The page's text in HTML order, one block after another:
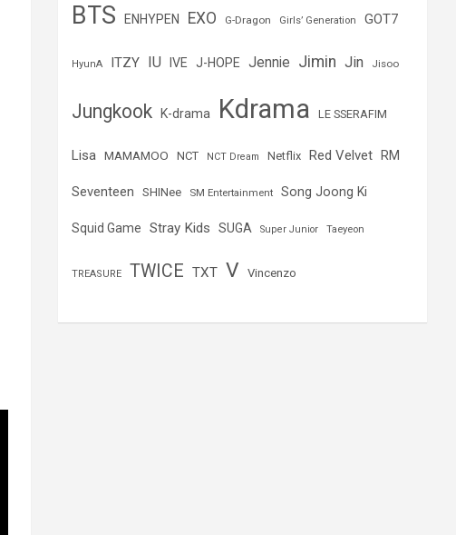
BTS ENHYPEN EXO G-Dragon Girls’ Generation GOT7
HyunA ITZY IU IVE J-HOPE Jennie Jimin Jin Jisoo
Jungkook K-drama Kdrama LE SSERAFIM
Lisa MAMAMOO NCT NCT Dream Netflix Red Velvet RM
Seventeen SHINee SM Entertainment Song Joong Ki
Squid Game Stray Kids SUGA Super Junior Taeyeon
TREASURE TWICE TXT V Vincenzo